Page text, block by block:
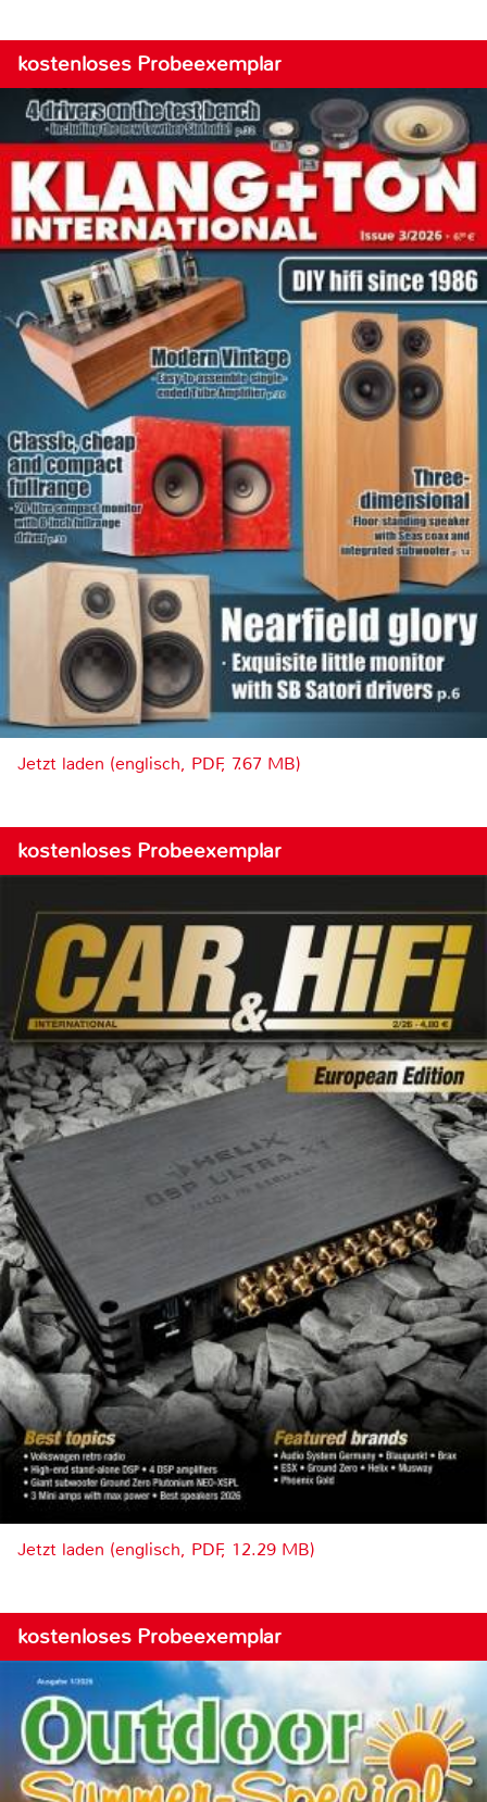
kostenloses Probeexemplar
Jetzt laden (englisch, PDF, 7.67 MB)
kostenloses Probeexemplar
Jetzt laden (englisch, PDF, 12.29 MB)
kostenloses Probeexemplar